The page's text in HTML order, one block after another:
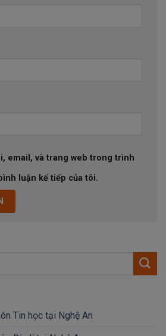
email, và trang web trong trình
luận kế tiếp của tôi.
Tin học tại Nghệ An